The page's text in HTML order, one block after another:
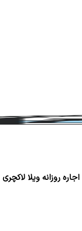
اجاره روزانه ویلا لاکچری